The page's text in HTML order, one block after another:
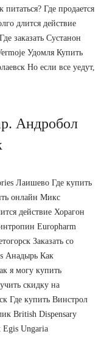
Где продается
длится действие
заказать Сустанон
Удомля Купить
Но если все уедут,
Андробол
Лаишево Где купить
онлайн Микс
действие Хорагон
Europharm
Заказать со
Анадырь Как
я могу купить
скидку на
Где купить Винстрол
British Dispensary
Egis Ungaria